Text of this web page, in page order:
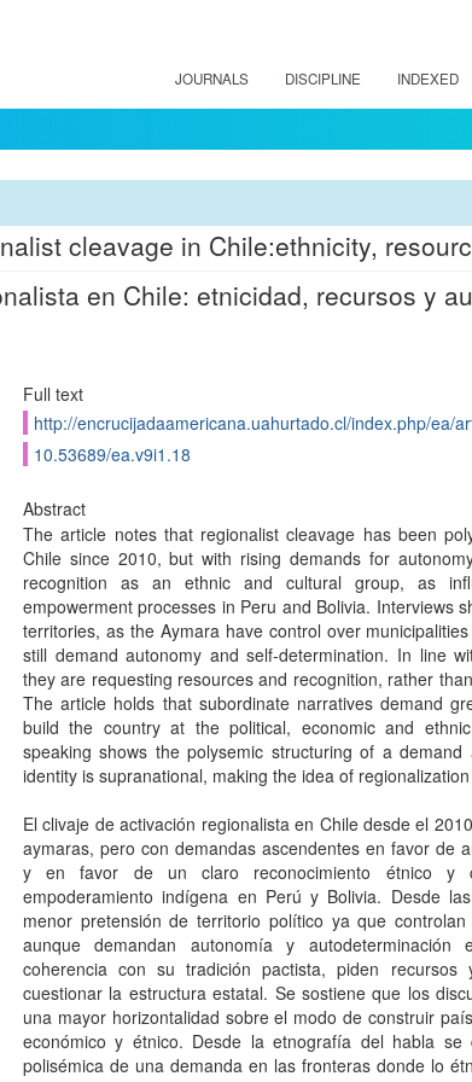
JOURNALS DISCIPLINE INDEXED
cleavage in Chile:ethnicity,
en Chile: etnicidad, recursos y
Full text
http://encrucijadaamericana.uahurtado.cl/index.php/ea/
10.53689/ea.v9i1.18
Abstract
The article notes that regionalist cleavage has been
Chile since 2010, but with rising demands for
recognition as an ethnic and cultural group, as
empowerment processes in Peru and Bolivia. Interviews
territories, as the Aymara have control over
still demand autonomy and self-determination. In line
they are requesting resources and recognition, rather
The article holds that subordinate narratives demand
build the country at the political, economic and
speaking shows the polysemic structuring of a
identity is supranational, making the idea of
El clivaje de activación regionalista en Chile desde el
aymaras, pero con demandas ascendentes en favor de
y en favor de un claro reconocimiento étnico y
empoderamiento indígena en Perú y Bolivia. Desde
menor pretensión de territorio político ya que
aunque demandan autonomía y autodeterminación
coherencia con su tradición pactista, piden recursos
cuestionar la estructura estatal. Se sostiene que los
una mayor horizontalidad sobre el modo de construir
económico y étnico. Desde la etnografía del habla se
polisémica de una demanda en las fronteras donde lo